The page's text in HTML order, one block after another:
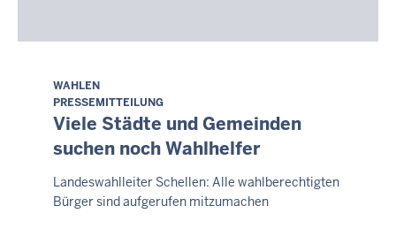
Samstag,
8.
August
2026
-
14:06
WAHLEN
PRESSEMITTEILUNG
Viele Städte und Gemeinden
suchen noch Wahlhelfer
Landeswahlleiter Schellen: Alle wahlberechtigten
Bürger sind aufgerufen mitzumachen